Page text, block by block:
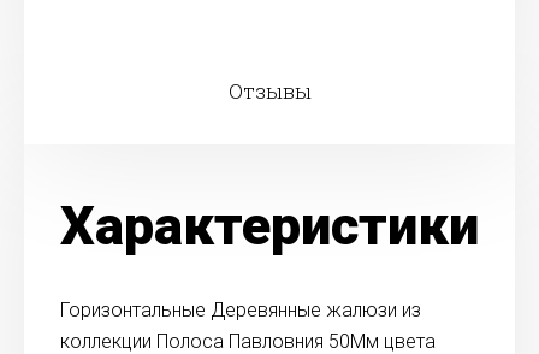
Отзывы
Характеристики
Горизонтальные Деревянные жалюзи из
коллекции Полоса Павловния 50Мм цвета